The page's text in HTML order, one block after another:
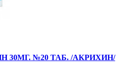
30МГ. №20 ТАБ. /АКРИХИН/